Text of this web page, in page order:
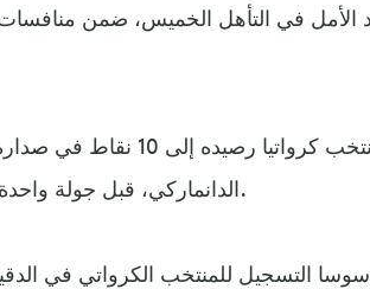
الأمل في التأهل الخميس، ضمن
ورفع منتخب كرواتيا
الدانماركي، قبل جولة واحدة من نهاية دور المجموعات بالبطولة.